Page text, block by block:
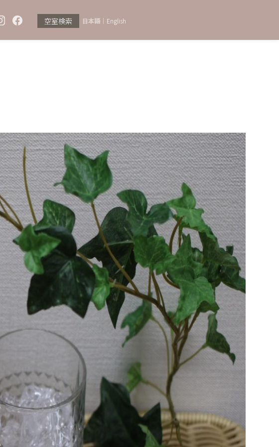
空室検索 日本語 English